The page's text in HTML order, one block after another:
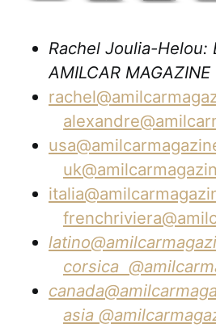
Rachel Joulia-
AMILCAR MAGAZINE
corsica
asia